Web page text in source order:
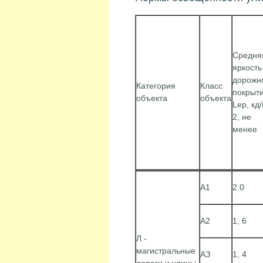
Категория
объекта
Класс
объекта
яркость
Lep,
2, не
менее
Л -
магистральные
А1 2.0
А2 1, 6
АЗ 1, 4